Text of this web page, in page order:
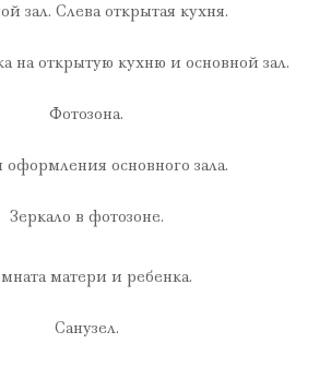
зал. Слева открытая кухня.
на открытую кухню и основной зал.
Фотозона.
оформления основного зала.
Зеркало в фотозоне.
матери и ребенка.
Санузел.